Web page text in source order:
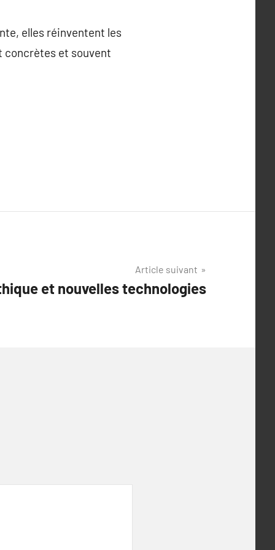
elles réinventent les
concrètes et souvent
Article suivant
et nouvelles technologies